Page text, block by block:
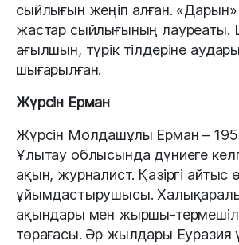
сыйлығын жеңіп алған. «Дарын»
жастар сыйлығының лауреаты.
ағылшын, түрік тілдеріне
шығарылған.
Жүрсін Ерман
Жүрсін Молдашұлы Ерман –
Ұлытау облысында дүниеге
ақын, журналист. Қазіргі айтыс
ұйымдастырушысы.
ақындары мен жыршы-
төрағасы. Әр жылдары Еуразия